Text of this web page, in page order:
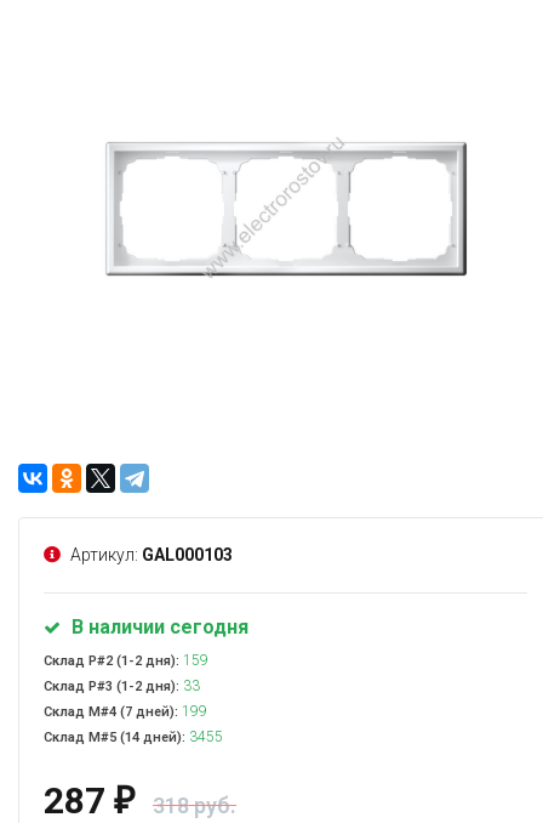
Артикул: GAL000103
В наличии сегодня
Склад Р#2 (1-2 дня): 159
Склад Р#3 (1-2 дня): 33
Склад М#4 (7 дней): 199
Склад М#5 (14 дней): 3455
287 ₽ 318 руб.